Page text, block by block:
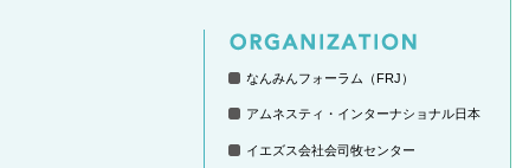
なんみんフォーラム（FRJ）
アムネスティ・インターナショナル日本
イエズス会社会司牧センター